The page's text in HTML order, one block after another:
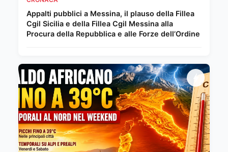
Appalti pubblici a Messina, il plauso della Fillea
Cgil Sicilia e della Fillea Cgil Messina alla
Procura della Repubblica e alle Forze dell’Ordine